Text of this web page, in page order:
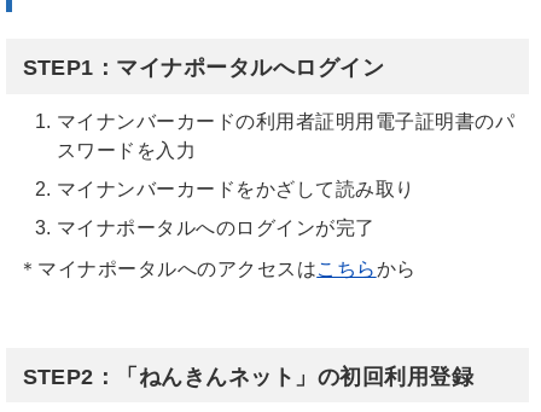
STEP1：マイナポータルへログイン
マイナンバーカードの利用者証明用電子証明書のパ
スワードを入力
マイナンバーカードをかざして読み取り
マイナポータルへのログインが完了
＊マイナポータルへのアクセスはこちらから
STEP2：「ねんきんネット」の初回利用登録